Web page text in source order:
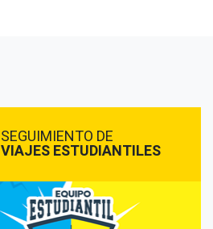
SEGUIMIENTO DE
VIAJES ESTUDIANTILES